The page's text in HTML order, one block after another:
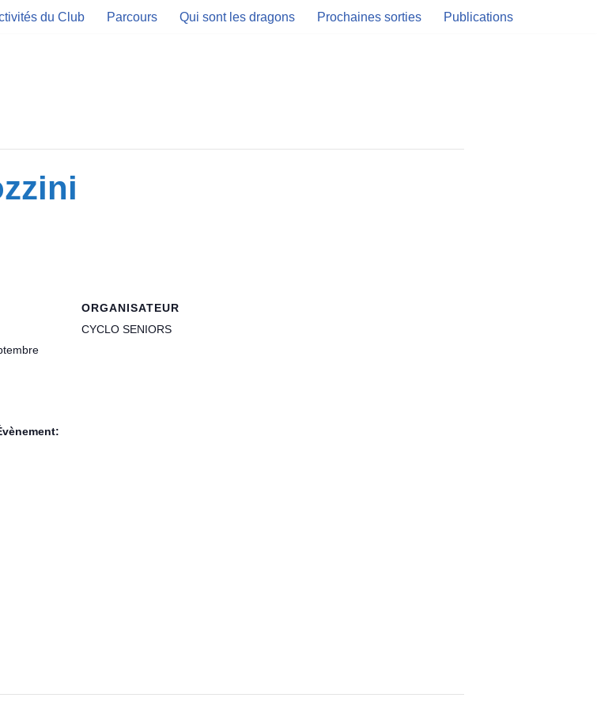
du Club Parcours Qui sont les dragons Prochaines sorties Publications
ORGANISATEUR
CYCLO SENIORS